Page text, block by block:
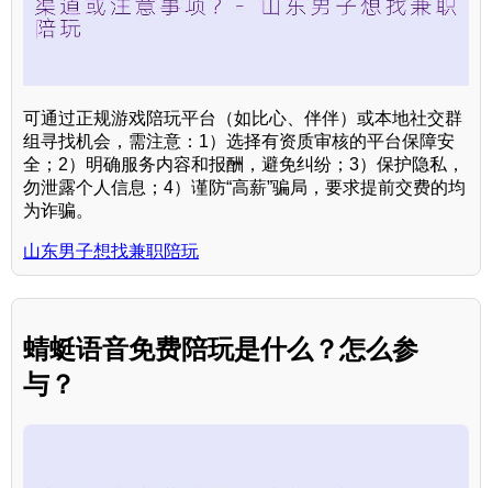
可通过正规游戏陪玩平台（如比心、伴伴）或本地社交群
组寻找机会，需注意：1）选择有资质审核的平台保障安
全；2）明确服务内容和报酬，避免纠纷；3）保护隐私，
勿泄露个人信息；4）谨防“高薪”骗局，要求提前交费的均
为诈骗。
山东男子想找兼职陪玩
蜻蜓语音免费陪玩是什么？怎么参
与？